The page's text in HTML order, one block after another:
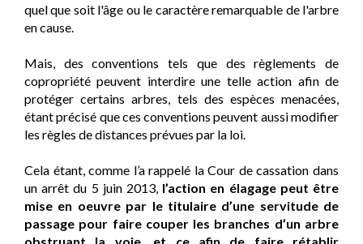
quel que soit l'âge ou le caractère remarquable de l'arbre
en cause.
Mais, des conventions tels que des règlements de
copropriété peuvent interdire une telle action afin de
protéger certains arbres, tels des espèces menacées,
étant précisé que ces conventions peuvent aussi modifier
les règles de distances prévues par la loi.
Cela étant, comme l’a rappelé la Cour de cassation dans
un arrêt du 5 juin 2013, l’action en élagage peut être
mise en oeuvre par le titulaire d’une servitude de
passage pour faire couper les branches d’un arbre